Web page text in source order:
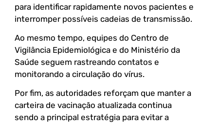
para identificar rapidamente novos pacientes e
interromper possíveis cadeias de transmissão.
Ao mesmo tempo, equipes do Centro de
Vigilância Epidemiológica e do Ministério da
Saúde seguem rastreando contatos e
monitorando a circulação do vírus.
Por fim, as autoridades reforçam que manter a
carteira de vacinação atualizada continua
sendo a principal estratégia para evitar a